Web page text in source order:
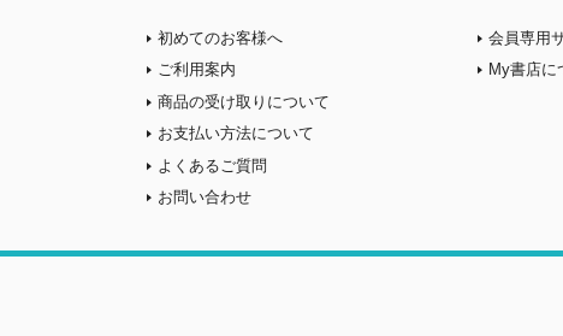
初めてのお客様へ
ご利用案内
商品の受け取りについて
お支払い方法について
よくあるご質問
お問い合わせ
会員専用
My書店に